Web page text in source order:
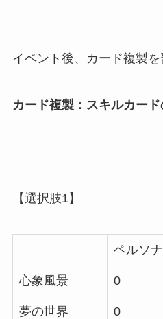
イベント後、カード複製を
カード複製：スキルカー
【選択肢1】
ペルソ
心象風景 0
夢の世界 0